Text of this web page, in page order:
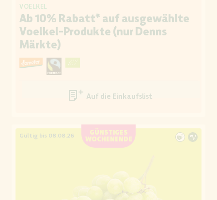
VOELKEL
Ab 10% Rabatt* auf ausgewählte
Voelkel-Produkte (nur Denns
Märkte)
Auf die Einkaufsliste
GÜNSTIGES
WOCHENENDE
Gültig bis 08.08.26